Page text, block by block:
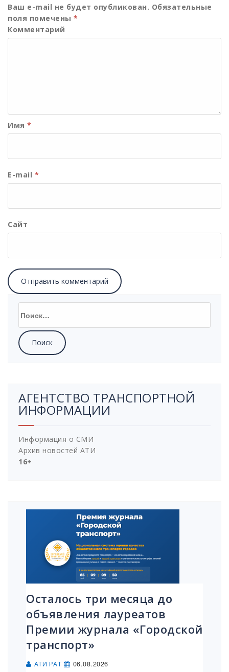
Ваш e-mail не будет опубликован. Обязательные
поля помечены *
Комментарий
Имя *
E-mail *
Сайт
АГЕНТСТВО ТРАНСПОРТНОЙ
ИНФОРМАЦИИ
Информация о СМИ
Архив новостей АТИ
16+
Осталось три месяца до
объявления лауреатов
Премии журнала «Городской
транспорт»
АТИ РАТ 06.08.2026